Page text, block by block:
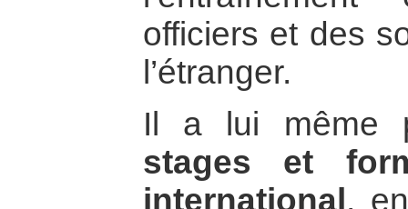
officiers et des
l’étranger.
Il a lui même
stages et
international ,